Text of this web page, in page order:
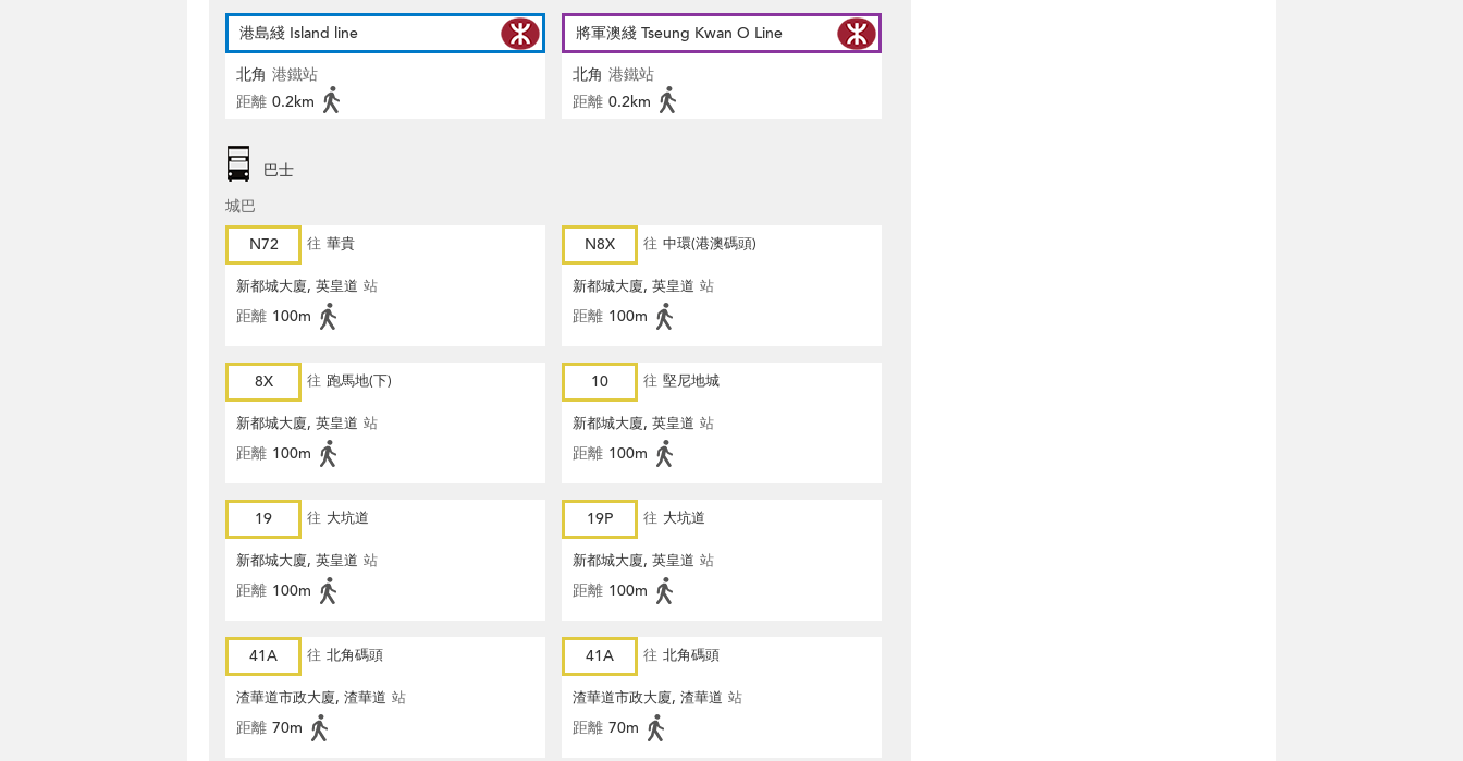
港島綫 Island line
北角 港鐵站
距離 0.2km
將軍澳綫 Tseung Kwan O Line
北角 港鐵站
距離 0.2km
巴士
城巴
N72
往 華貴
新都城大廈, 英皇道 站
距離 100m
N8X 往 中環(港澳碼頭)
新都城大廈, 英皇道 站
距離 100m
8X 往 跑馬地(下)
新都城大廈, 英皇道 站
距離 100m
10 往 堅尼地城
新都城大廈, 英皇道 站
距離 100m
19 往 大坑道
新都城大廈, 英皇道 站
距離 100m
19P 往 大坑道
新都城大廈, 英皇道 站
距離 100m
41A 往 北角碼頭
渣華道市政大廈, 渣華道 站
距離 70m
41A 往 北角碼頭
渣華道市政大廈, 渣華道 站
距離 70m